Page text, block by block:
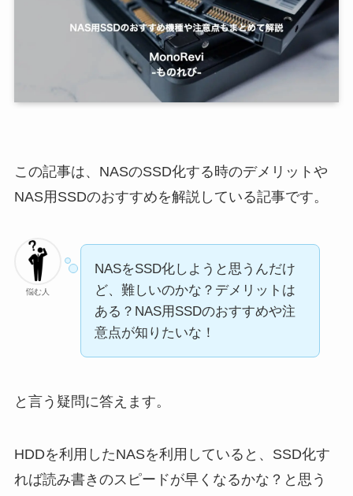
この記事は、NASのSSD化する時のデメリットや
NAS用SSDのおすすめを解説している記事です。
悩む人
NASをSSD化しようと思うんだけ
ど、難しいのかな？デメリットは
ある？NAS用SSDのおすすめや注
意点が知りたいな！
と言う疑問に答えます。
HDDを利用したNASを利用していると、SSD化す
れば読み書きのスピードが早くなるかな？と思う